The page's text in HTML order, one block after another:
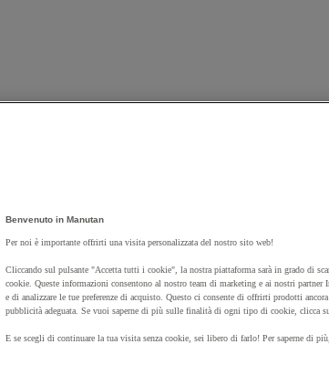
al tuo carrello un prodotto:
Manutan Expert
Benvenuto in Manutan
Per noi è importante offrirti una visita personalizzata del nostro sito web!
Cliccando sul pulsante "Accetta tutti i cookie", la nostra piattaforma sarà in grado di
cookie. Queste informazioni consentono al nostro team di marketing e ai nostri partner
e di analizzare le tue preferenze di acquisto. Questo ci consente di offrirti prodotti
pubblicità adeguata. Se vuoi saperne di più sulle finalità di ogni tipo di cookie, clicca
E se scegli di continuare la tua visita senza cookie, sei libero di farlo! Per saperne di